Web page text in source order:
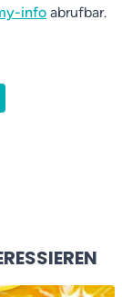
info abrufbar.